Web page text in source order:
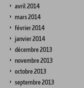
avril 2014
mars 2014
février 2014
janvier 2014
décembre 2013
novembre 2013
octobre 2013
septembre 2013